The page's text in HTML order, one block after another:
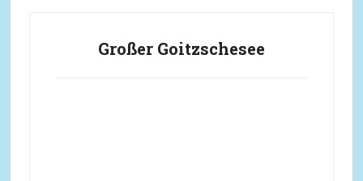
Großer Goitzschesee